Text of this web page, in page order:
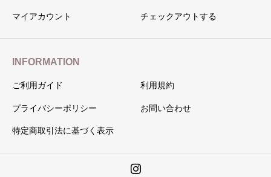
マイアカウント チェックアウトする
INFORMATION
ご利用ガイド 利用規約
プライバシーポリシー お問い合わせ
特定商取引法に基づく表示